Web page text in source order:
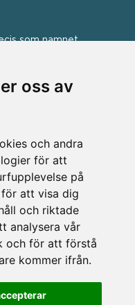
oss av
och andra
för att
på
att visa dig
och riktade
analysera vår
och för att förstå
kommer ifrån.
som namnet
Vi har idag en stor
med hög
varit ett av
▪ Caps Me ▪
Hom ▪ Kilner ▪
de Vie ▪ Mason
and Kengsington ▪
▪ Style de Vie ▪
för våra